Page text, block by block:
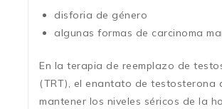
disforia de género
algunas formas de carcinoma
En la terapia de reemplazo de
(TRT), el enantato de testosterona
mantener los niveles séricos de la